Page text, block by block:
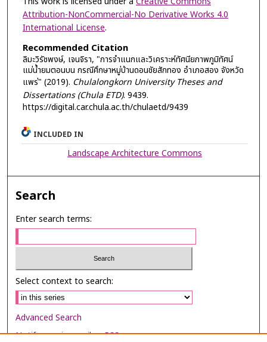
Attribution-NonCommercial-No Derivative Works 4.0
International License.
Recommended Citation
ลิมะวิรัชพงษ์, เจนจิรา, "การจำแนกและวิเคราะห์ทัศนียภาพภูมิทัศน์
แม่น้ำยมตอนบน กรณีศึกษาหมู่บ้านดอนชัยสักทอง อำเภอสอง จังหวัด
แพร่" (2019). Chulalongkorn University Theses and
Dissertations (Chula ETD). 9439.
https://digital.car.chula.ac.th/chulaetd/9439
INCLUDED IN
Landscape Architecture Commons
Search
Enter search terms:
Select context to search:
Advanced Search
Notify me via email orRSS